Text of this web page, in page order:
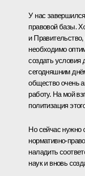
У нас
правовой базы.
и
необходимо
создать условия
сегодняшним
общество очень
работу. На мой
политизация
Но сейчас нужно
нормативно-
наладить
наук и вновь